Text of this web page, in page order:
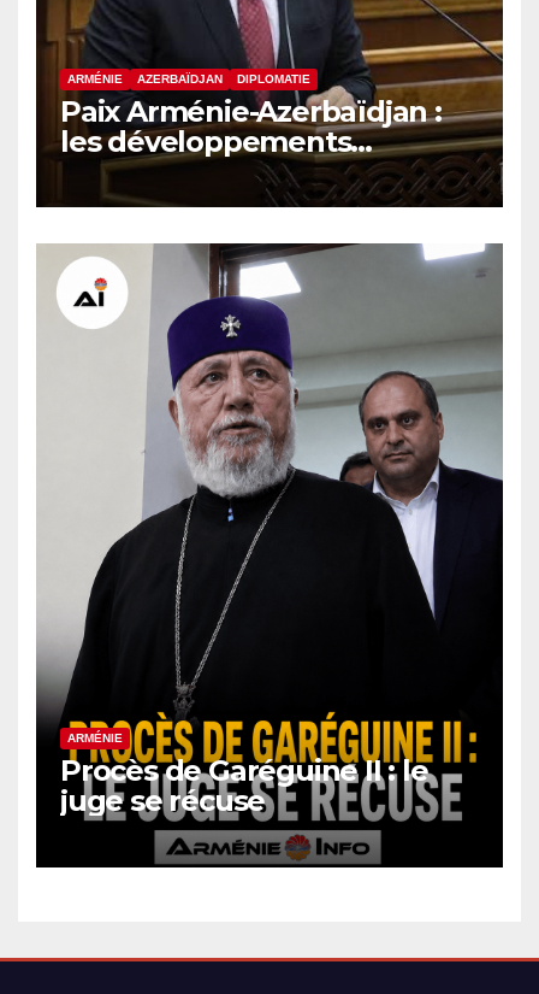
ARMÉNIE AZERBAÏDJAN DIPLOMATIE
Paix Arménie-Azerbaïdjan :
les développements
internationaux pèsent sur la
signature finale
ARMÉNIE
Procès de Garéguine II : le
juge se récuse